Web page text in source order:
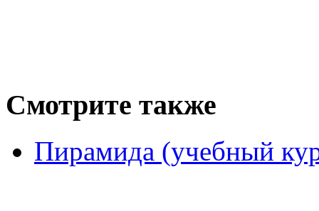
Смотрите также
Пирамида (учебный